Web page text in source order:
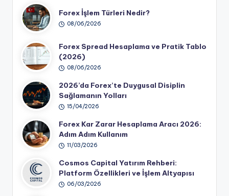
Forex İşlem Türleri Nedir?
08/06/2026
Forex Spread Hesaplama ve Pratik Tablo
(2026)
08/06/2026
2026’da Forex’te Duygusal Disiplin
Sağlamanın Yolları
15/04/2026
Forex Kar Zarar Hesaplama Aracı 2026:
Adım Adım Kullanım
11/03/2026
Cosmos Capital Yatırım Rehberi:
Platform Özellikleri ve İşlem Altyapısı
06/03/2026